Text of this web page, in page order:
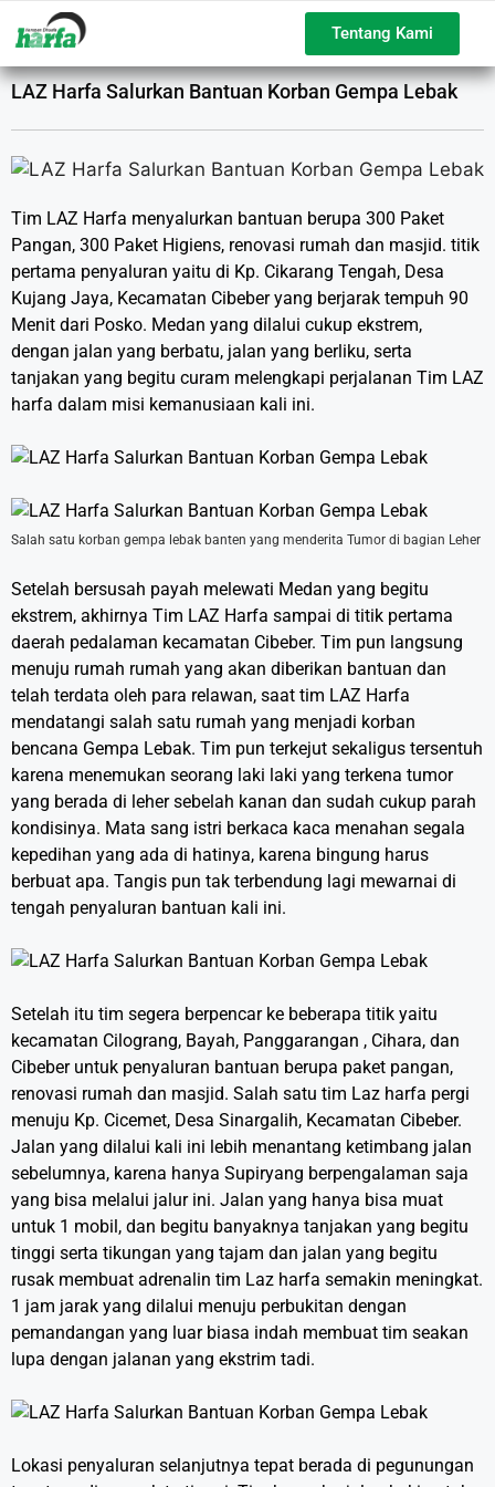
Tentang Kami
LAZ Harfa Salurkan Bantuan Korban Gempa Lebak
Tim LAZ Harfa menyalurkan bantuan berupa 300 Paket
Pangan, 300 Paket Higiens, renovasi rumah dan masjid. titik
pertama penyaluran yaitu di Kp. Cikarang Tengah, Desa
Kujang Jaya, Kecamatan Cibeber yang berjarak tempuh 90
Menit dari Posko. Medan yang dilalui cukup ekstrem,
dengan jalan yang berbatu, jalan yang berliku, serta
tanjakan yang begitu curam melengkapi perjalanan Tim LAZ
harfa dalam misi kemanusiaan kali ini.
Salah satu korban gempa lebak banten yang menderita Tumor di bagian Leher
Setelah bersusah payah melewati Medan yang begitu
ekstrem, akhirnya Tim LAZ Harfa sampai di titik pertama
daerah pedalaman kecamatan Cibeber. Tim pun langsung
menuju rumah rumah yang akan diberikan bantuan dan
telah terdata oleh para relawan, saat tim LAZ Harfa
mendatangi salah satu rumah yang menjadi korban
bencana Gempa Lebak. Tim pun terkejut sekaligus tersentuh
karena menemukan seorang laki laki yang terkena tumor
yang berada di leher sebelah kanan dan sudah cukup parah
kondisinya. Mata sang istri berkaca kaca menahan segala
kepedihan yang ada di hatinya, karena bingung harus
berbuat apa. Tangis pun tak terbendung lagi mewarnai di
tengah penyaluran bantuan kali ini.
Setelah itu tim segera berpencar ke beberapa titik yaitu
kecamatan Cilograng, Bayah, Panggarangan , Cihara, dan
Cibeber untuk penyaluran bantuan berupa paket pangan,
renovasi rumah dan masjid. Salah satu tim Laz harfa pergi
menuju Kp. Cicemet, Desa Sinargalih, Kecamatan Cibeber.
Jalan yang dilalui kali ini lebih menantang ketimbang jalan
sebelumnya, karena hanya Supiryang berpengalaman saja
yang bisa melalui jalur ini. Jalan yang hanya bisa muat
untuk 1 mobil, dan begitu banyaknya tanjakan yang begitu
tinggi serta tikungan yang tajam dan jalan yang begitu
rusak membuat adrenalin tim Laz harfa semakin meningkat.
1 jam jarak yang dilalui menuju perbukitan dengan
pemandangan yang luar biasa indah membuat tim seakan
lupa dengan jalanan yang ekstrim tadi.
Lokasi penyaluran selanjutnya tepat berada di pegunungan